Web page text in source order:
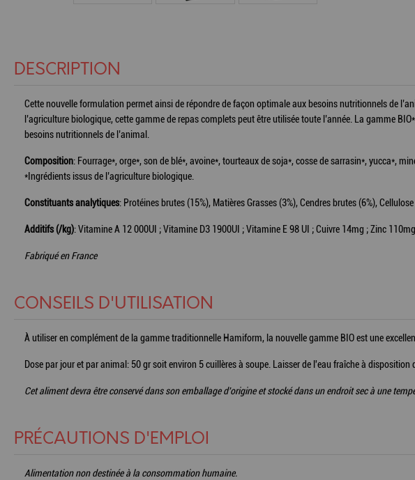
DESCRIPTION
Cette nouvelle formulation permet ainsi de répondre de façon optimale aux besoins nutritionnels de
l’agriculture biologique, cette gamme de repas complets peut être utilisée toute l’année. La gamme
besoins nutritionnels de l’animal.
Composition: Fourrage*, orge*, son de blé*, avoine*, tourteaux de soja*, cosse de sarrasin*, yucca*,
*Ingrédients issus de l’agriculture biologique.
Constituants analytiques: Protéines brutes (15%), Matières Grasses (3%), Cendres brutes (6%),
Additifs (/kg): Vitamine A 12 000UI ; Vitamine D3 1900UI ; Vitamine E 98 UI ; Cuivre 14mg ; Zinc
Fabriqué en France
CONSEILS D'UTILISATION
À utiliser en complément de la gamme traditionnelle Hamiform, la nouvelle gamme BIO est une
Dose par jour et par animal: 50 gr soit environ 5 cuillères à soupe. Laisser de l'eau fraîche à disposition
Cet aliment devra être conservé dans son emballage d'origine et stocké dans un endroit sec à une
PRÉCAUTIONS D'EMPLOI
Alimentation non destinée à la consommation humaine.